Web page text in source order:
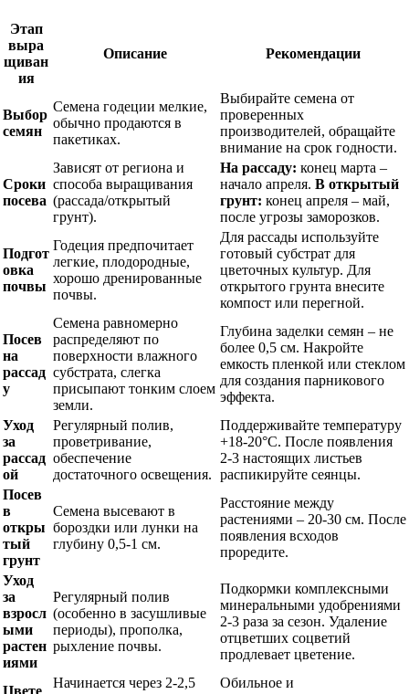
Этап
выра
щиван
ия
Описание Рекомендации
Выбор
семян
Семена годеции мелкие,
обычно продаются в
пакетиках.
Выбирайте семена от
проверенных
производителей, обращайте
внимание на срок годности.
Сроки
посева
Зависят от региона и
способа выращивания
(рассада/открытый
грунт).
На рассаду: конец марта –
начало апреля. В открытый
грунт: конец апреля – май,
после угрозы заморозков.
Подгот
овка
почвы
Годеция предпочитает
легкие, плодородные,
хорошо дренированные
почвы.
Для рассады используйте
готовый субстрат для
цветочных культур. Для
открытого грунта внесите
компост или перегной.
Посев
на
рассад
у
Семена равномерно
распределяют по
поверхности влажного
субстрата, слегка
присыпают тонким слоем
земли.
Глубина заделки семян – не
более 0,5 см. Накройте
емкость пленкой или стеклом
для создания парникового
эффекта.
Уход
за
рассад
ой
Регулярный полив,
проветривание,
обеспечение
достаточного освещения.
Поддерживайте температуру
+18-20°C. После появления
2-3 настоящих листьев
распикируйте сеянцы.
Посев
в
откры
тый
грунт
Семена высевают в
бороздки или лунки на
глубину 0,5-1 см.
Расстояние между
растениями – 20-30 см. После
появления всходов
проредите.
Уход
за
взросл
ыми
растен
иями
Регулярный полив
(особенно в засушливые
периоды), прополка,
рыхление почвы.
Подкормки комплексными
минеральными удобрениями
2-3 раза за сезон. Удаление
отцветших соцветий
продлевает цветение.
Цвете
Начинается через 2-2,5
Обильное и